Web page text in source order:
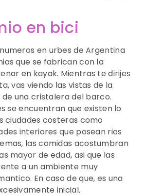
en bici
en urbes de Argentina
que se fabrican con la
en kayak. Mientras te dirijes
vas viendo las vistas de la
una cristalera del barco.
se encuentran que existen lo
ciudades costeras como
interiores que posean rios
las comidas acostumbran
mayor de edad, asi que las
a un ambiente muy
En caso de que, es una
inicial.